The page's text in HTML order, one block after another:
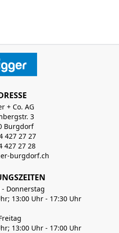
+ Co. AG
3
Burgdorf
427 27 27
427 27 28
burgdorf.ch
Donnerstag
13:00 Uhr - 17:30 Uhr
13:00 Uhr - 17:00 Uhr